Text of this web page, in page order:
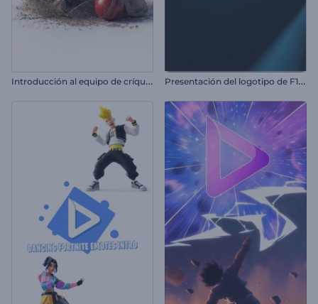
I
ntroducción al equipo de críquet P
resentación del logotipo de F1 Racing